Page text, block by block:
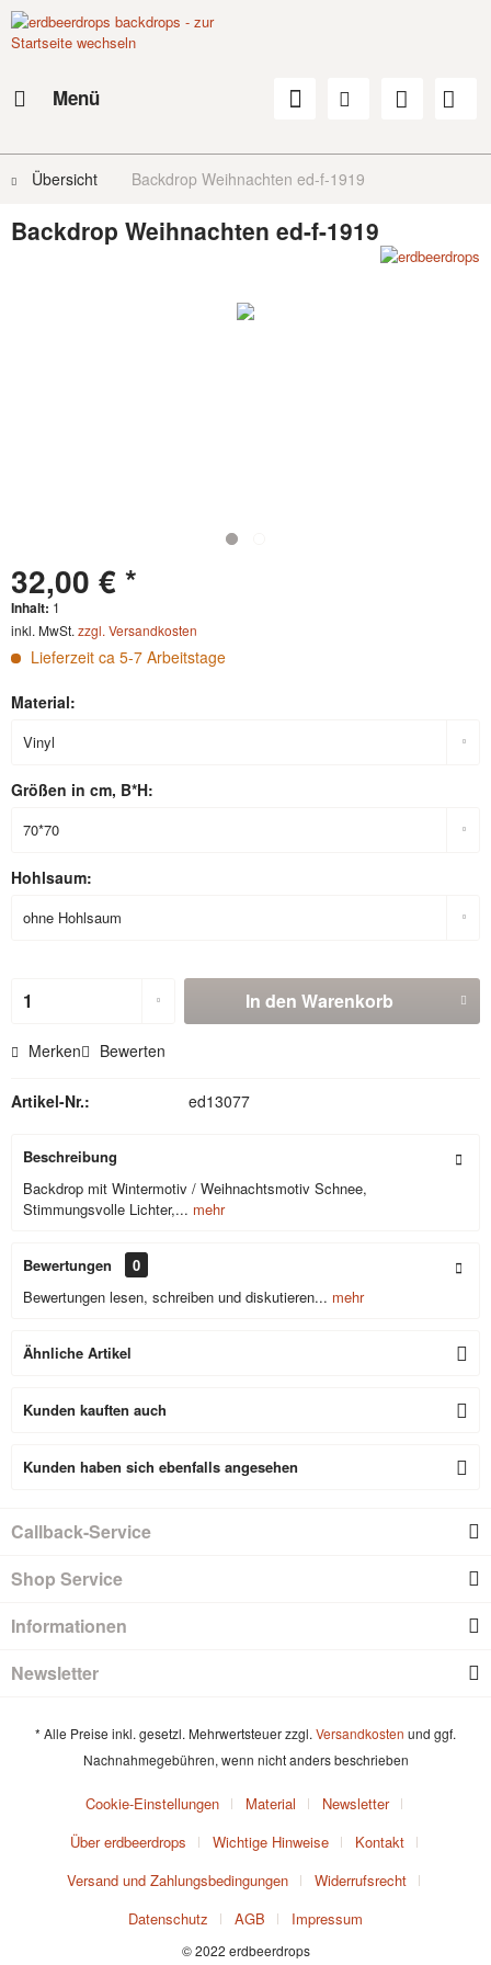
Menü
Übersicht Backdrop Weihnachten ed-f-1919
Backdrop Weihnachten ed-f-1919
32,00 € *
Inhalt: 1
inkl. MwSt. zzgl. Versandkosten
Lieferzeit ca 5-7 Arbeitstage
Material:
Größen in cm, B*H:
Hohlsaum:
In den Warenkorb
Merken Bewerten
Artikel-Nr.: ed13077
Beschreibung
Backdrop mit Wintermotiv / Weihnachtsmotiv Schnee,
Stimmungsvolle Lichter,... mehr
Bewertungen
0
Bewertungen lesen, schreiben und diskutieren... mehr
Ähnliche Artikel
Kunden kauften auch
Kunden haben sich ebenfalls angesehen
Callback-Service
Shop Service
Informationen
Newsletter
* Alle Preise inkl. gesetzl. Mehrwertsteuer zzgl. Versandkosten und ggf.
Nachnahmegebühren, wenn nicht anders beschrieben
Cookie-Einstellungen Material
Newsletter
Über erdbeerdrops
Wichtige Hinweise
Kontakt
Versand und Zahlungsbedingungen
Widerrufsrecht
Datenschutz
AGB Impressum
© 2022 erdbeerdrops